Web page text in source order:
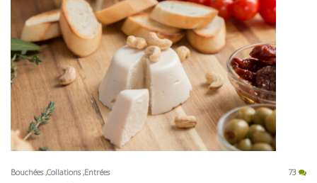
Bouchées Collations Entrées 73